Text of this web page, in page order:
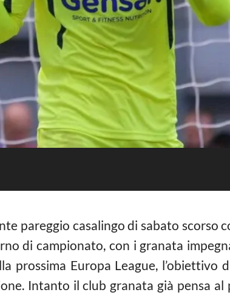
pareggio casalingo di sabato scorso
di campionato, con i granata
prossima Europa League, l’obiettivo
Intanto il club granata già pensa al